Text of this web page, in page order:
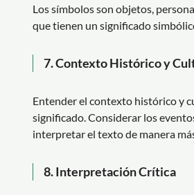
Los símbolos son objetos,
que tienen un significado
7.Contexto Histórico y
Entender el contexto histórico y
significado. Considerar los
interpretar el texto de manera
8.Interpretación Crítica